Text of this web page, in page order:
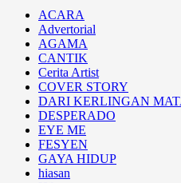
ACARA
Advertorial
AGAMA
CANTIK
Cerita Artist
COVER STORY
DARI KERLINGAN
DESPERADO
EYE ME
FESYEN
GAYA HIDUP
hiasan